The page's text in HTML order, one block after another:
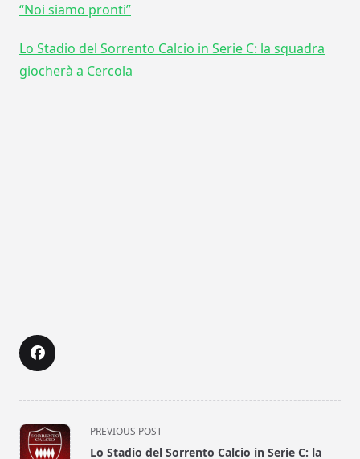
“Noi siamo pronti”
Lo Stadio del Sorrento Calcio in Serie C: la squadra
giocherà a Cercola
<span
class="nav-
PREVIOUS POST
Lo Stadio del Sorrento Calcio in Serie C: la